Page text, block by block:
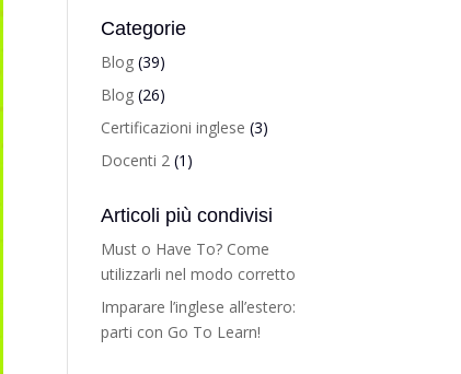
Categorie
Blog (39)
Blog (26)
Certificazioni inglese (3)
Docenti 2 (1)
Articoli più condivisi
Must o Have To? Come
utilizzarli nel modo corretto
Imparare l’inglese all’estero:
parti con Go To Learn!